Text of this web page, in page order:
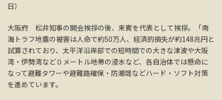
日）
大阪府 松井知事の開会挨拶の後、来賓を代表として挨拶。「南
海トラフ地震の被害は人命で約50万人、経済的損失が約148兆円と
試算されており、太平洋沿岸部での短時間での大きな津波や大阪
湾・伊勢湾など０メートル地帯の浸水など、各自治体では懸命に
なって避難タワーや避難路確保・防潮堤などハード・ソフト対策
を進めています。